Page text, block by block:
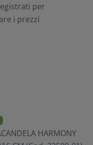
per
i prezzi